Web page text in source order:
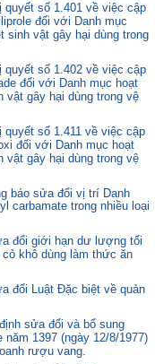
quyết số 1.401 về việc cập
đối với Danh mục
sinh vật gây hại dùng trong
quyết số 1.402 về việc cập
đối với Danh mục hoạt
vật gây hại dùng trong vệ
quyết số 1.411 về việc cập
đối với Danh mục hoạt
vật gây hại dùng trong vệ
báo sửa đổi vị trí Danh
carbamate trong nhiều loại
đổi giới hạn dư lượng tối
khô dùng làm thức ăn
đổi Luật Đặc biệt về quản
sửa đổi và bổ sung
năm 1397 (ngày 12/8/1977)
rượu vang.